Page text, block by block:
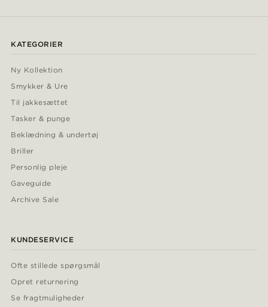
KATEGORIER
Ny Kollektion
Smykker & Ure
Til jakkesættet
Tasker & punge
Beklædning & undertøj
Briller
Personlig pleje
Gaveguide
Archive Sale
KUNDESERVICE
Ofte stillede spørgsmål
Opret returnering
Se fragtmuligheder